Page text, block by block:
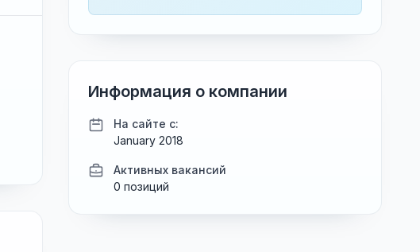
Информация о компании
На сайте с:
January 2018
Активных вакансий
0 позиций